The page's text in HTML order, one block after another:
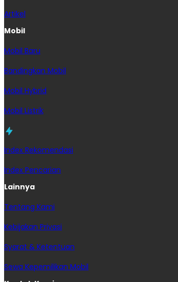
Artikel
Mobil
Mobil Baru
Bandingkan Mobil
Mobil Hybrid
Mobil Listrik
Index Rekomendasi
Index Pencarian
Lainnya
Tentang Kami
Kebijakan Privasi
Syarat & Ketentuan
Sewa Kepemilikan Mobil